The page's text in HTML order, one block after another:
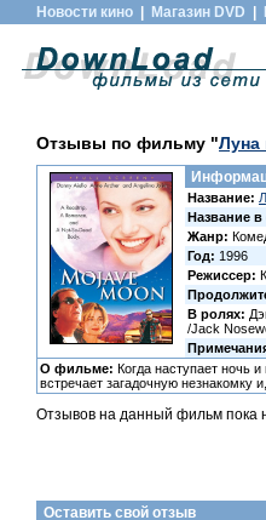
Новости кино Магазин DVD
Отзывы по фильму "Луна
Название:
Название в
Жанр:
Год: 1996
Режиссер:
В ролях:
/Jack
О фильме: Когда наступает ночь
встречает загадочную незнакомку
Отзывов на данный фильм пока
Оставить свой отзыв